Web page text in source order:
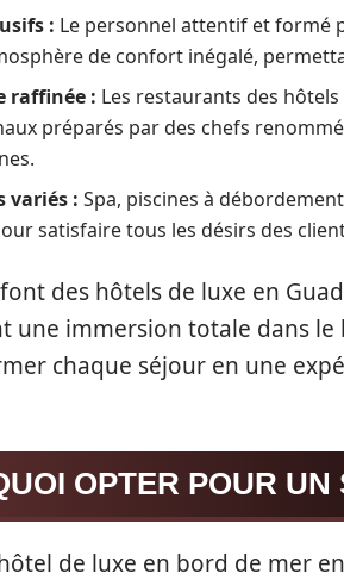
: Le personnel attentif et formé
de confort inégalé,
raffinée : Les restaurants des
préparés par des chefs
variés : Spa, piscines à
satisfaire tous les désirs des
des hôtels de luxe en
une immersion totale dans
chaque séjour en une
OPTER POUR
de luxe en bord de mer